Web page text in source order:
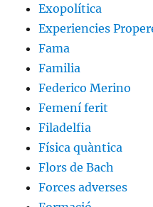
Exopolítica
Experiencies
Fama
Familia
Federico Merino
Femení ferit
Filadelfia
Física quàntica
Flors de Bach
Forces adverses